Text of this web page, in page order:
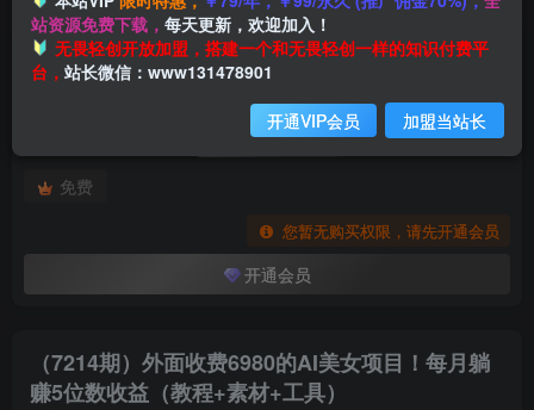
此内容为付费阅读，请付费后查看
会员专属资源
免费
您暂无购买权限，请先开通会员
开通会员
付费阅读
（7214期）外面收费6980的AI美女项目！每月躺
赚5位数收益（教程+素材+工具）
站资源免费下载， 每天更新，欢迎加入！
无畏轻创开放加盟，搭建一个和无畏轻创一样的知识付费平
台， 站长微信：www131478901
开通VIP会员 加盟当站长